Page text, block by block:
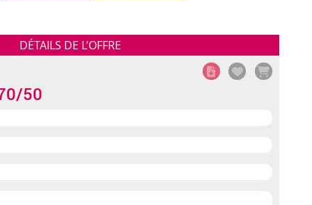
StockList
DÉTAILS DE L’OFFRE
50